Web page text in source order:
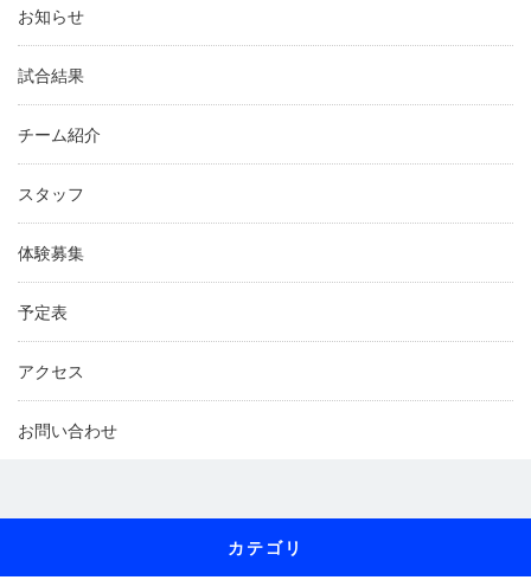
お知らせ
試合結果
チーム紹介
スタッフ
体験募集
予定表
アクセス
お問い合わせ
カテゴリ